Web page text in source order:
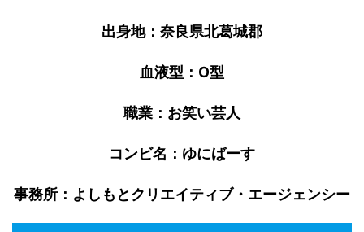
出身地：奈良県北葛城郡
血液型：O型
職業：お笑い芸人
コンビ名：ゆにばーす
事務所：よしもとクリエイティブ・エージェンシー